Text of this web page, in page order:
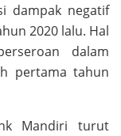
dampak negatif
2020 lalu. Hal
dalam
pertama tahun
Mandiri turut